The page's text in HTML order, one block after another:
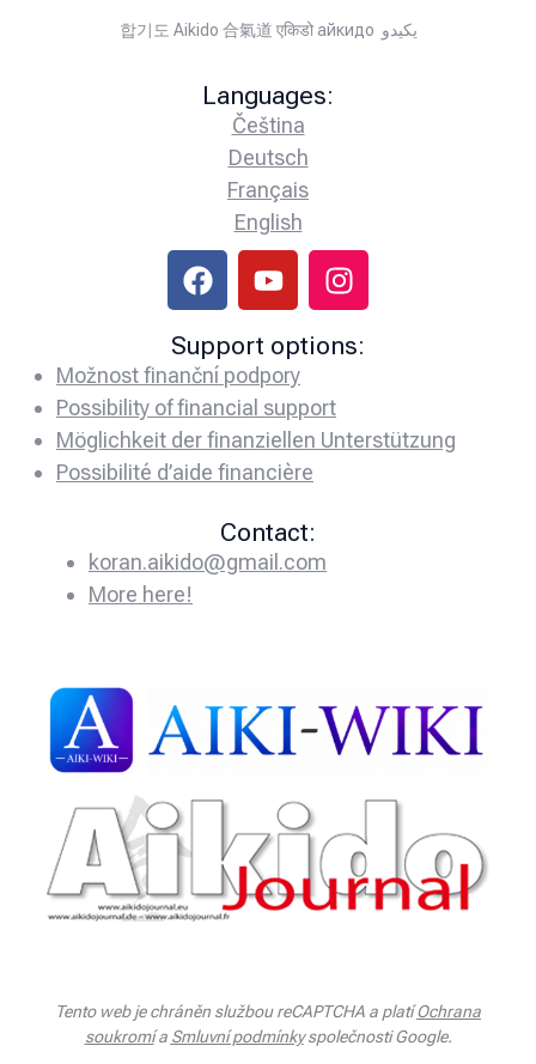
합기도 Aikido 合氣道 एकिडो айкидо يكيدو
Languages:
Čeština
Deutsch
Français
English
Support options:
Možnost finanční podpory
Possibility of financial support
Möglichkeit der finanziellen Unterstützung
Possibilité d’aide financière
Contact:
koran.aikido@gmail.com
More here!
Tento web je chráněn službou reCAPTCHA a platíOchrana
soukromía Smluvní podmínkyspolečnosti Google.